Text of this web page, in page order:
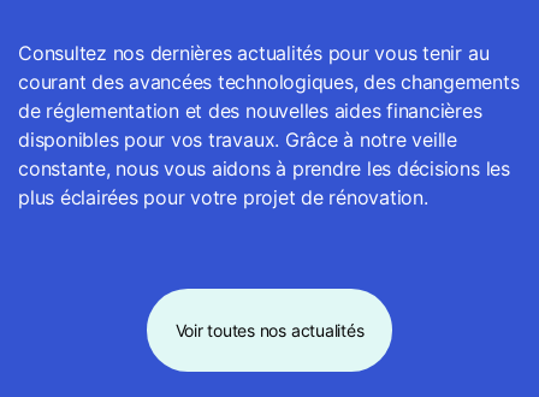
Consultez nos dernières actualités pour vous tenir au
courant des avancées technologiques, des changements
de réglementation et des nouvelles aides financières
disponibles pour vos travaux. Grâce à notre veille
constante, nous vous aidons à prendre les décisions les
plus éclairées pour votre projet de rénovation.
Voir toutes nos actualités